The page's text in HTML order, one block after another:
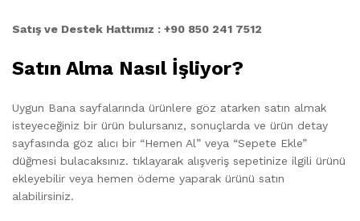
Satış ve Destek Hattımız : +90 850 241 7512
Satın Alma Nasıl İşliyor?
Uygun Bana sayfalarında ürünlere göz atarken satın almak
isteyeceğiniz bir ürün bulursanız, sonuçlarda ve ürün detay
sayfasında göz alıcı bir “Hemen Al” veya “Sepete Ekle”
düğmesi bulacaksınız. tıklayarak alışveriş sepetinize ilgili ürünü
ekleyebilir veya hemen ödeme yaparak ürünü satın
alabilirsiniz.